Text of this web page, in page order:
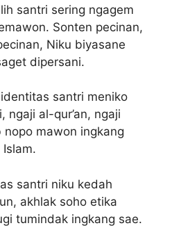
santri sering ngagem
Sonten pecinan,
Niku biyasane
dipersani.
santri meniko
ngaji al-qur’an, ngaji
mawon ingkang
santri niku kedah
akhlak soho etika
tumindak ingkang sae.